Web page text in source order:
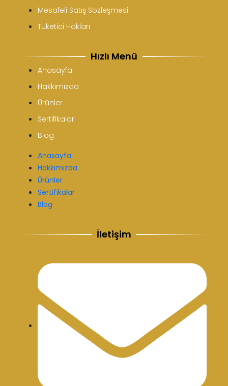
Mesafeli Satış Sözleşmesi
Tüketici Hakları
Hızlı Menü
Anasayfa
Hakkımızda
Ürünler
Sertifikalar
Blog
Anasayfa
Hakkımızda
Ürünler
Sertifikalar
Blog
İletişim